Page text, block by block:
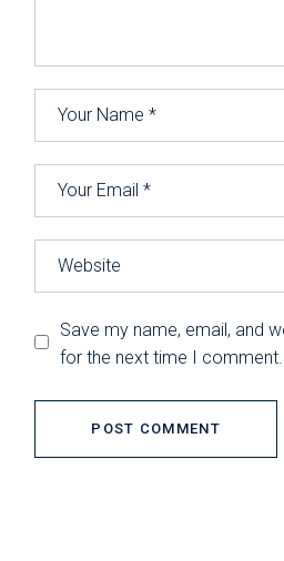
Save my name, email, and
for the next time I comment.
POST COMMENT